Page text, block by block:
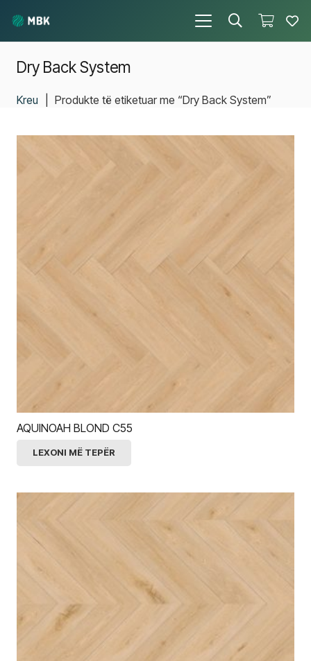
Dry Back System
Kreu Produkte të etiketuar me “Dry Back System”
AQUINOAH BLOND C55
LEXONI MË TEPËR